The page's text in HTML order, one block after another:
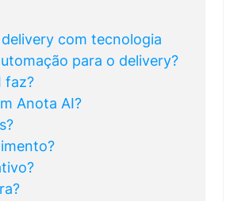
com tecnologia
para o delivery?
faz?
Anota AI?